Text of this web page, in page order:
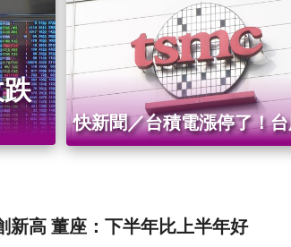
股崩盤
快新聞／台積電漲停了！
飆漲逾3200點 創史上最
新高 董座：下半年比上半年好